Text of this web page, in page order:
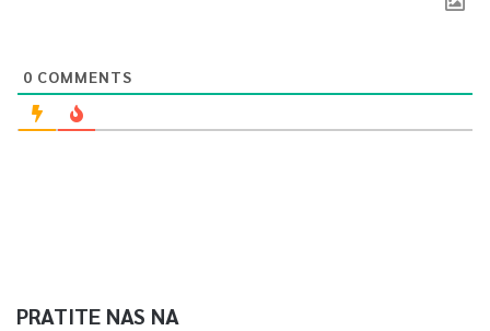
0 COMMENTS
PRATITE NAS NA